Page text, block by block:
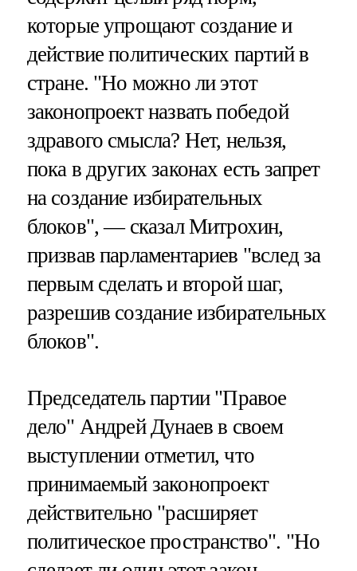
которые упрощают создание и
действие политических партий в
стране. "Но можно ли этот
законопроект назвать победой
здравого смысла? Нет, нельзя,
пока в других законах есть запрет
на создание избирательных
блоков", — сказал Митрохин,
призвав парламентариев "вслед за
первым сделать и второй шаг,
разрешив создание избирательных
блоков".
Председатель партии "Правое
дело" Андрей Дунаев в своем
выступлении отметил, что
принимаемый законопроект
действительно "расширяет
политическое пространство". "Но